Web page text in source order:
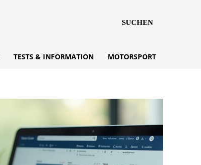
SUCHEN
TESTS & INFORMATION MOTORSPORT